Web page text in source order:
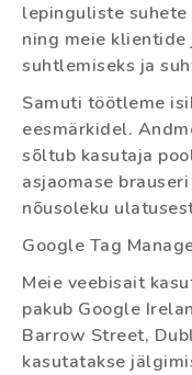
lepinguliste suhete
ning meie klientide
suhtlemiseks ja
Samuti töötleme
eesmärkidel.
sõltub kasutaja
asjaomase
nõusoleku
Google Tag
Meie veebisait
pakub Google
Barrow Street,
kasutatakse